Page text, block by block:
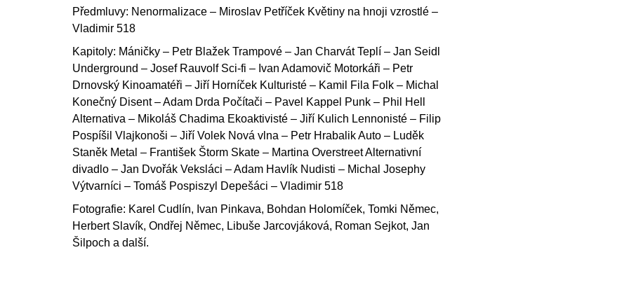
Předmluvy: Nenormalizace – Miroslav Petříček Květiny na hnoji vzrostlé –
Vladimir 518
Kapitoly: Máničky – Petr Blažek Trampové – Jan Charvát Teplí – Jan Seidl
Underground – Josef Rauvolf Sci-fi – Ivan Adamovič Motorkáři – Petr
Drnovský Kinoamatéři – Jiří Horníček Kulturisté – Kamil Fila Folk – Michal
Konečný Disent – Adam Drda Počítači – Pavel Kappel Punk – Phil Hell
Alternativa – Mikoláš Chadima Ekoaktivisté – Jiří Kulich Lennonisté – Filip
Pospíšil Vlajkonoši – Jiří Volek Nová vlna – Petr Hrabalik Auto – Luděk
Staněk Metal – František Štorm Skate – Martina Overstreet Alternativní
divadlo – Jan Dvořák Veksláci – Adam Havlík Nudisti – Michal Josephy
Výtvarníci – Tomáš Pospiszyl Depešáci – Vladimir 518
Fotografie: Karel Cudlín, Ivan Pinkava, Bohdan Holomíček, Tomki Němec,
Herbert Slavík, Ondřej Němec, Libuše Jarcovjáková, Roman Sejkot, Jan
Šilpoch a další.